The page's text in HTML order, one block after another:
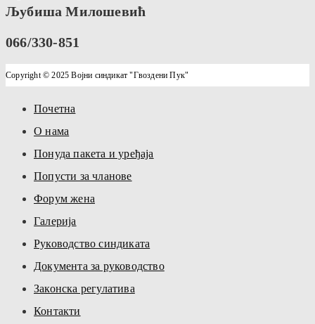
Љубиша Милошевић
066/330-851
Copyright © 2025 Војни синдикат "Гвоздени Пук"
Почетна
О нама
Понуда пакета и уређаја
Попусти за чланове
Форум жена
Галерија
Руководство синдиката
Документа за руководство
Законска регулатива
Контакти